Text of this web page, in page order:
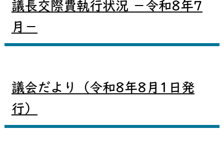
議長交際費執行状況 －令和8年7
月－
議会だより（令和8年8月1日発
行）